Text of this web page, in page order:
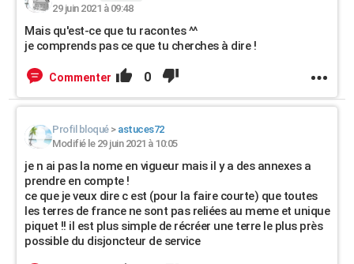
29 juin 2021 à 09:48
Mais qu'est-ce que tu racontes ^^
je comprends pas ce que tu cherches à dire !
Commenter 0
Profil bloqué> astuces72
Modifié le 29 juin 2021 à 10:05
je n ai pas la nome en vigueur mais il y a des annexes a
prendre en compte !
ce que je veux dire c est (pour la faire courte) que toutes
les terres de france ne sont pas reliées au meme et unique
piquet !! il est plus simple de récréer une terre le plus près
possible du disjoncteur de service